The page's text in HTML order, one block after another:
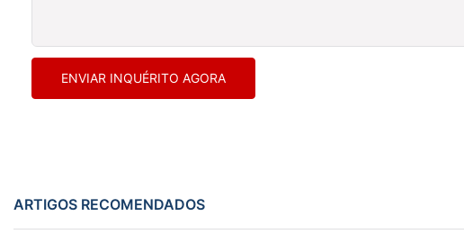
ENVIAR INQUÉRITO AGORA
ARTIGOS RECOMENDADOS